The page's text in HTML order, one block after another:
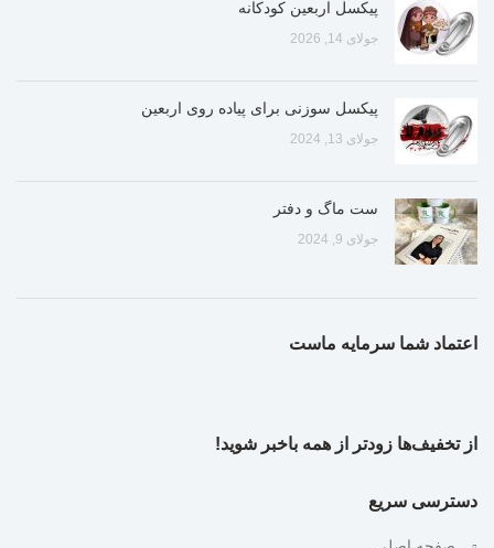
پیکسل اربعین کودکانه
جولای 14, 2026
پیکسل سوزنی برای پیاده روی اربعین
جولای 13, 2024
ست ماگ و دفتر
جولای 9, 2024
اعتماد شما سرمایه ماست
از تخفیف‌ها زودتر از همه باخبر شوید!
دسترسی سریع